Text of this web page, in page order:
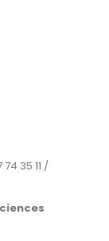
35 11 /